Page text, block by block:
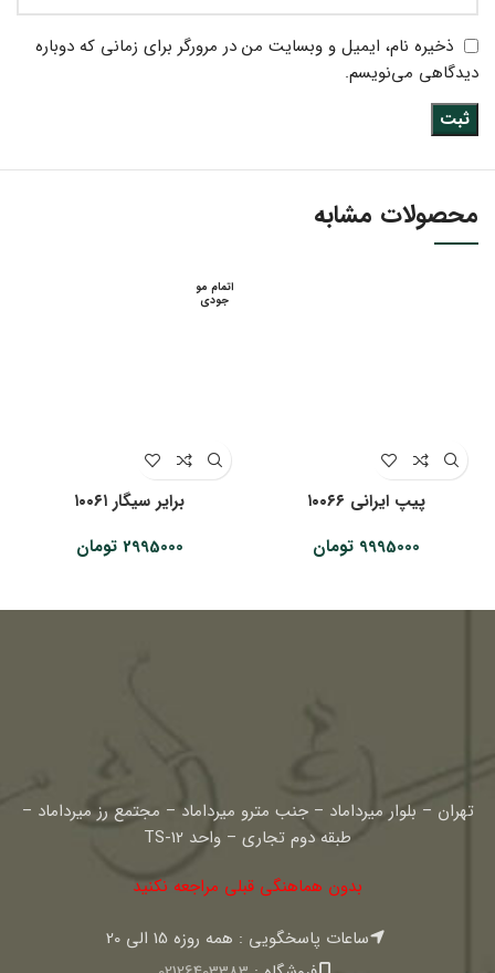
ذخیره نام، ایمیل و وبسایت من در مرورگر برای زمانی که دوباره
دیدگاهی می‌نویسم.
محصولات مشابه
پیپ ایرانی ۱۰۰۶۶
9995000 تومان
اتمام مو
جودی
‌‌برایر سیگار ۱۰۰۶۱
2995000 تومان
تهران – بلوار میرداماد – جنب مترو میرداماد – مجتمع رز میرداماد –
طبقه دوم تجاری – واحد TS-12
بدون هماهنگی قبلی مراجعه نکنید
ساعات پاسخگویی : همه روزه 15 الی 20